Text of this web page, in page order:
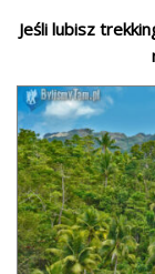
Jeśli lubisz